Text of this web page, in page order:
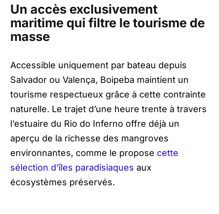
Un accès exclusivement
maritime qui filtre le tourisme de
masse
Accessible uniquement par bateau depuis
Salvador ou Valença, Boipeba maintient un
tourisme respectueux grâce à cette contrainte
naturelle. Le trajet d’une heure trente à travers
l’estuaire du Rio do Inferno offre déjà un
aperçu de la richesse des mangroves
environnantes, comme le propose cette
sélection d’îles paradisiaques aux
écosystèmes préservés.